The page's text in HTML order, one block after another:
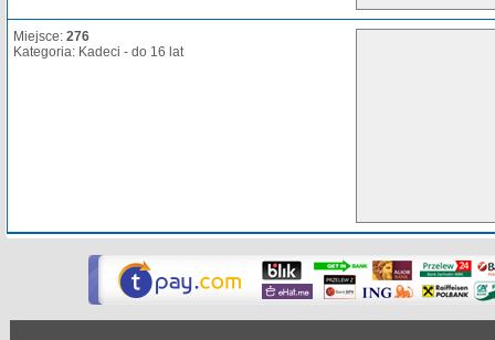
Miejsce: 276
Kategoria: Kadeci - do 16 lat